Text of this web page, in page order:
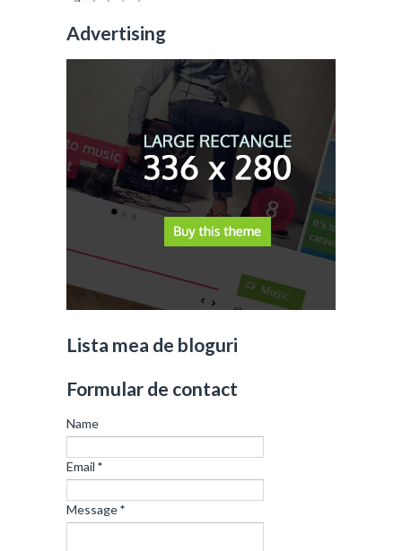
Advertising
Lista mea de bloguri
Formular de contact
Name
Email *
Message*